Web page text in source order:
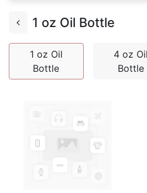
1 oz Oil Bottle
1 oz Oil
Bottle
4 oz Oil
Bottle